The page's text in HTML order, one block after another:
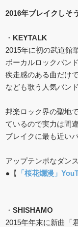
2016年ブレイクしそ
・ KEYTALK
2015年に初の武道館
ボーカルロックバン
疾走感のある曲だけ
なども歌う人気バンド
邦楽ロック界の聖地
ているので実力は間違
ブレイクに最も近い
アップテンポなダン
●【
「桜花爛漫」
・SHISHAMO
2015年年末に新曲「